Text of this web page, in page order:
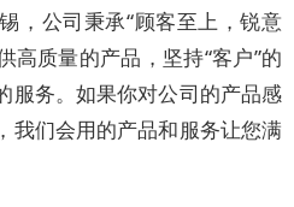
，公司秉承“顾客至上，锐意
高质量的产品，坚持“客户”的
服务。如果你对公司的产品感
我们会用的产品和服务让您满